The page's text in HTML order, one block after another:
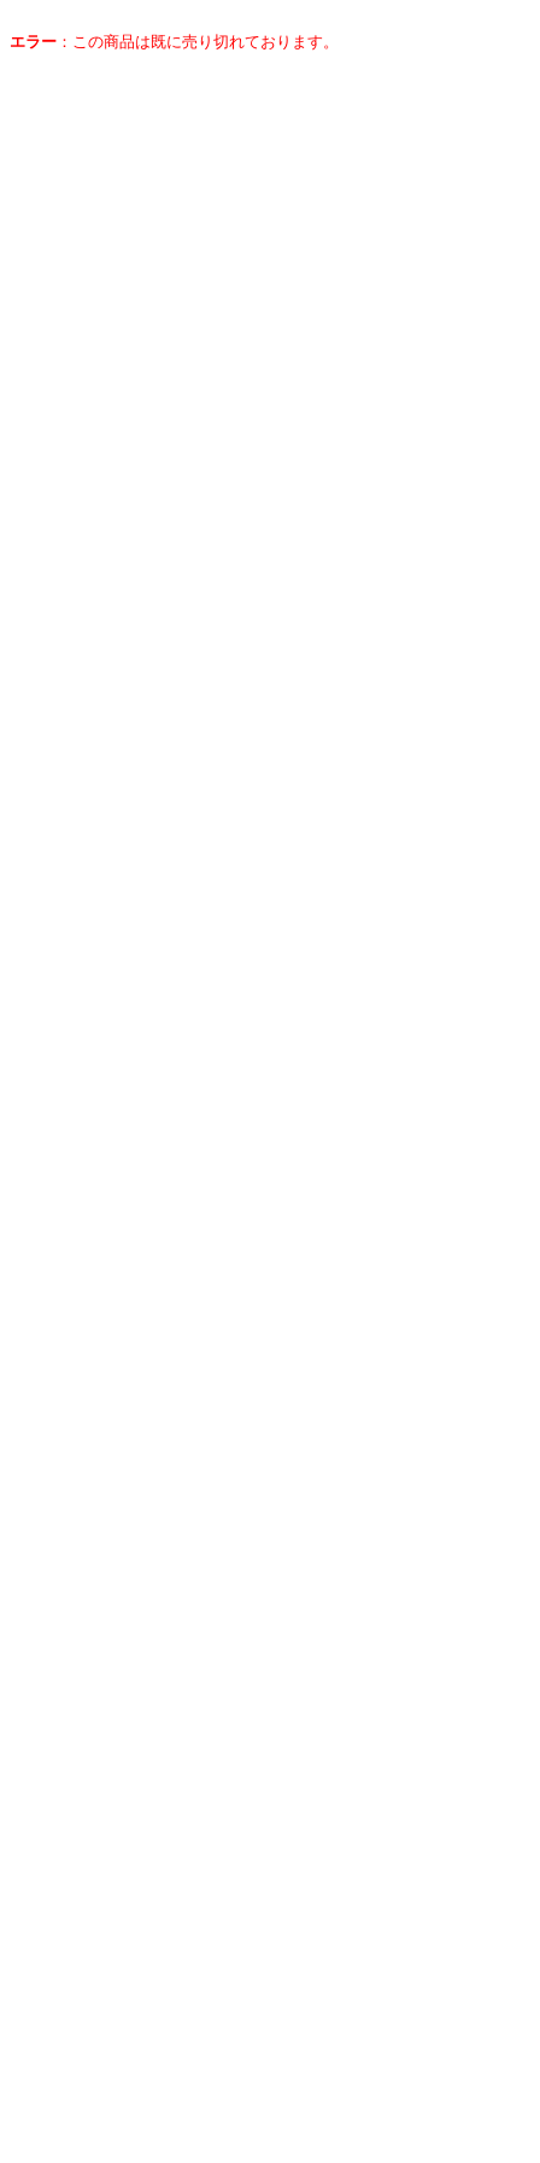
エラー ： この商品は既に売り切れております。